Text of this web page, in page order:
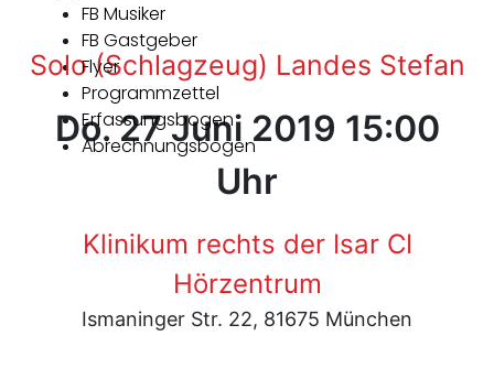
FB Musiker
FB Gastgeber
Flyer
Programmzettel
Erfassungsbogen
Abrechnungsbogen
Solo (Schlagzeug) Landes Stefan
Do. 27 Juni 2019 15:00
Uhr
Klinikum rechts der Isar CI
Hörzentrum
Ismaninger Str. 22, 81675 München